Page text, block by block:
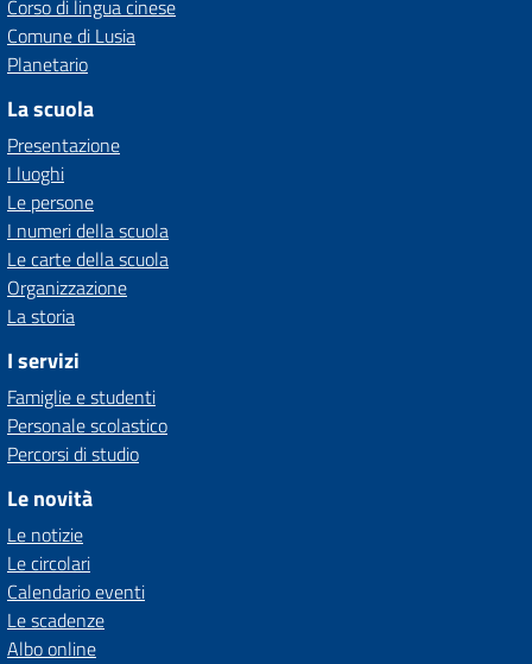
Corso di lingua cinese
Comune di Lusia
Planetario
La scuola
Presentazione
I luoghi
Le persone
I numeri della scuola
Le carte della scuola
Organizzazione
La storia
I servizi
Famiglie e studenti
Personale scolastico
Percorsi di studio
Le novità
Le notizie
Le circolari
Calendario eventi
Le scadenze
Albo online